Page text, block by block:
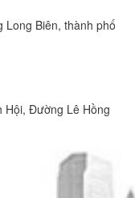
Long Biên, thành phố
Hội, Đường Lê Hồng